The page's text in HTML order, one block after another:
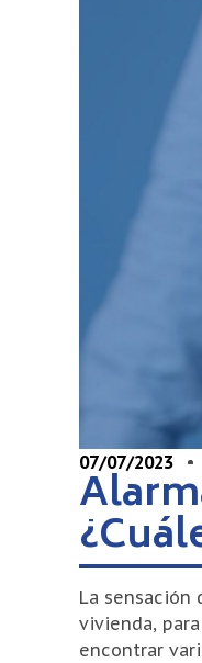
07/07/2023
La
vivienda,
encontrar